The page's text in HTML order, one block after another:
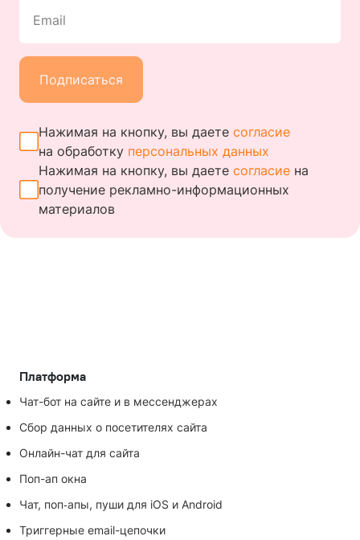
Email
Подписаться
Нажимая на кнопку, вы даете согласие
на обработку персональных данных
Нажимая на кнопку, вы даете согласие на
получение рекламно-информационных
материалов
Платформа
Чат-бот на сайте и в мессенджерах
Сбор данных о посетителях сайта
Онлайн-чат для сайта
Поп-ап окна
Чат, поп‑апы, пуши для iOS и Android
Триггерные email-цепочки